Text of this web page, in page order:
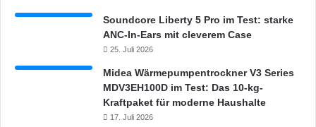
Soundcore Liberty 5 Pro im Test: starke
ANC-In-Ears mit cleverem Case
25. Juli 2026
Midea Wärmepumpentrockner V3 Series
MDV3EH100D im Test: Das 10-kg-
Kraftpaket für moderne Haushalte
17. Juli 2026